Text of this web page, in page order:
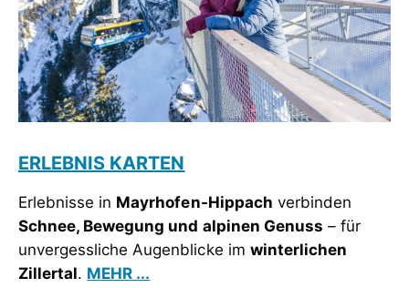
ERLEBNIS KARTEN
Erlebnisse in Mayrhofen-Hippach verbinden
Schnee, Bewegung und alpinen Genuss – für
unvergessliche Augenblicke im winterlichen
Zillertal. MEHR ...